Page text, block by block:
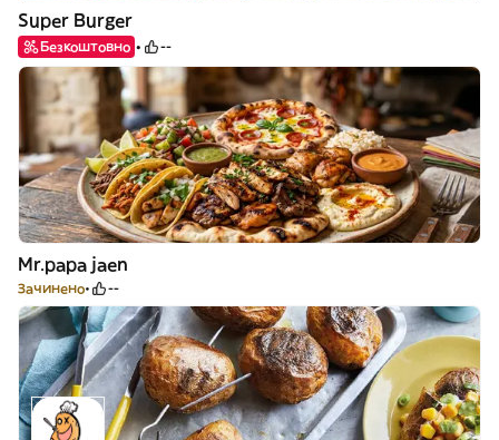
Super Burger
Безкоштовно --
Mr.papa jaen
Зачинено --